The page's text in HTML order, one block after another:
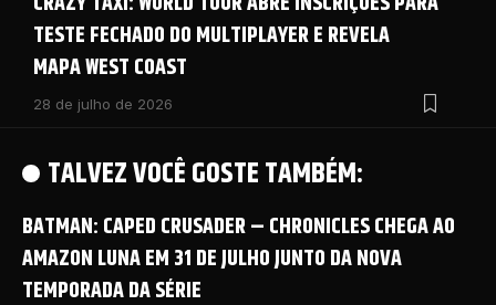
TESTE FECHADO DO MULTIPLAYER E REVELA
MAPA WEST COAST
28 de julho de 2026
TALVEZ VOCÊ GOSTE TAMBÉM:
BATMAN: CAPED CRUSADER – CHRONICLES CHEGA AO
AMAZON LUNA EM 31 DE JULHO JUNTO DA NOVA
TEMPORADA DA SÉRIE